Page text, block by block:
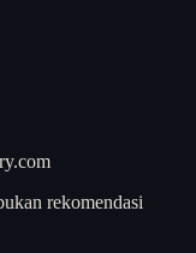
rekomendasi